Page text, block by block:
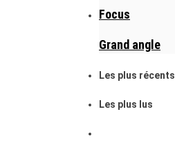
Focus
Grand angle
Les plus récents
Les plus lus